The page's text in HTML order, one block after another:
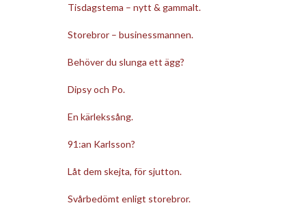
Tisdagstema – nytt & gammalt.
Storebror – businessmannen.
Behöver du slunga ett ägg?
Dipsy och Po.
En kärlekssång.
91:an Karlsson?
Låt dem skejta, för sjutton.
Svårbedömt enligt storebror.